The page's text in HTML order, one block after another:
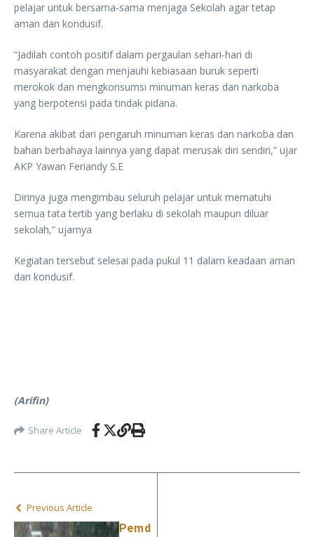
pelajar untuk bersama-sama menjaga Sekolah agar tetap
aman dan kondusif.
“Jadilah contoh positif dalam pergaulan sehari-hari di
masyarakat dengan menjauhi kebiasaan buruk seperti
merokok dan mengkonsumsi minuman keras dan narkoba
yang berpotensi pada tindak pidana.
Karena akibat dari pengaruh minuman keras dan narkoba dan
bahan berbahaya lainnya yang dapat merusak diri sendiri,” ujar
AKP Yawan Feriandy S.E
Dirinya juga mengimbau seluruh pelajar untuk mematuhi
semua tata tertib yang berlaku di sekolah maupun diluar
sekolah,” ujarnya
Kegiatan tersebut selesai pada pukul 11 dalam keadaan aman
dan kondusif.
(Arifin)
Share Article
Previous Article
Pemd